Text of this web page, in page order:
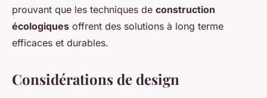
prouvant que les techniques de construction
écologiques offrent des solutions à long terme
efficaces et durables.
Considérations de design